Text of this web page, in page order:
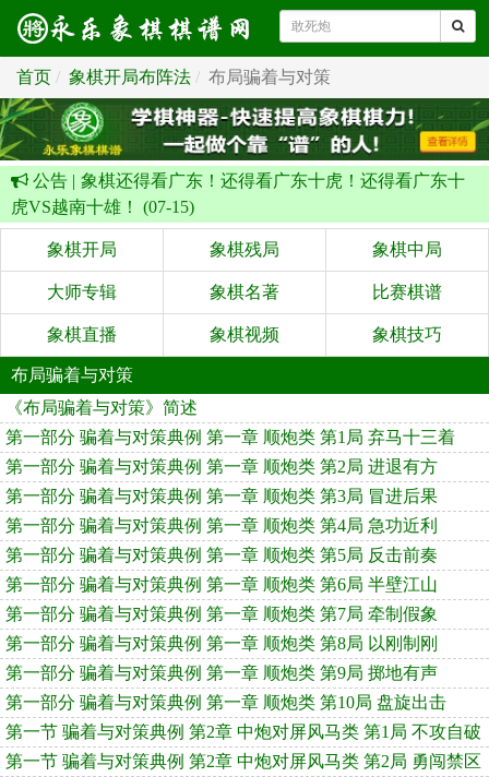
首页 象棋开局布阵法 布局骗着与对策
公告 | 象棋还得看广东！还得看广东十虎！还得看广东十
虎VS越南十雄！ (07-15)
象棋开局 象棋残局 象棋中局
大师专辑 象棋名著 比赛棋谱
象棋直播 象棋视频 象棋技巧
布局骗着与对策
《布局骗着与对策》简述
第一部分 骗着与对策典例 第一章 顺炮类 第1局 弃马十三着
第一部分 骗着与对策典例 第一章 顺炮类 第2局 进退有方
第一部分 骗着与对策典例 第一章 顺炮类 第3局 冒进后果
第一部分 骗着与对策典例 第一章 顺炮类 第4局 急功近利
第一部分 骗着与对策典例 第一章 顺炮类 第5局 反击前奏
第一部分 骗着与对策典例 第一章 顺炮类 第6局 半壁江山
第一部分 骗着与对策典例 第一章 顺炮类 第7局 牵制假象
第一部分 骗着与对策典例 第一章 顺炮类 第8局 以刚制刚
第一部分 骗着与对策典例 第一章 顺炮类 第9局 掷地有声
第一部分 骗着与对策典例 第一章 顺炮类 第10局 盘旋出击
第一节 骗着与对策典例 第2章 中炮对屏风马类 第1局 不攻自破
第一节 骗着与对策典例 第2章 中炮对屏风马类 第2局 勇闯禁区